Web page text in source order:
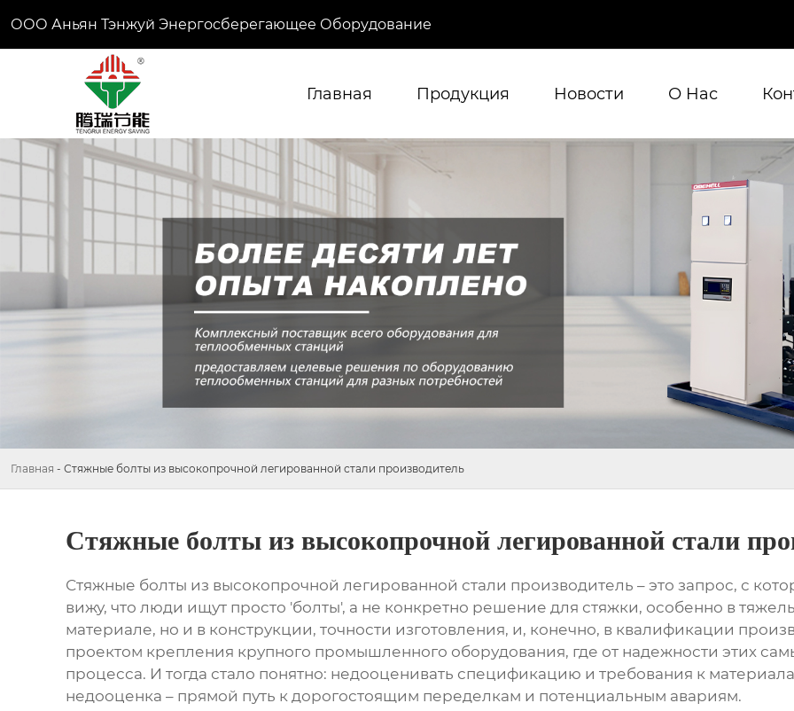
ООО Аньян Тэнжуй Энергосберегающее Оборудование
Главная Продукция Новости О Hас
Главная - Стяжные болты из высокопрочной легированной стали производитель
Стяжные болты из высокопрочной легированной стали
Стяжные болты из высокопрочной легированной стали производитель – это запрос, с
вижу, что люди ищут просто 'болты', а не конкретно решение для стяжки, особенно в
материале, но и в конструкции, точности изготовления, и, конечно, в квалификации
проектом крепления крупного промышленного оборудования, где от надежности этих
процесса. И тогда стало понятно: недооценивать спецификацию и требования к
недооценка – прямой путь к дорогостоящим переделкам и потенциальным авариям.